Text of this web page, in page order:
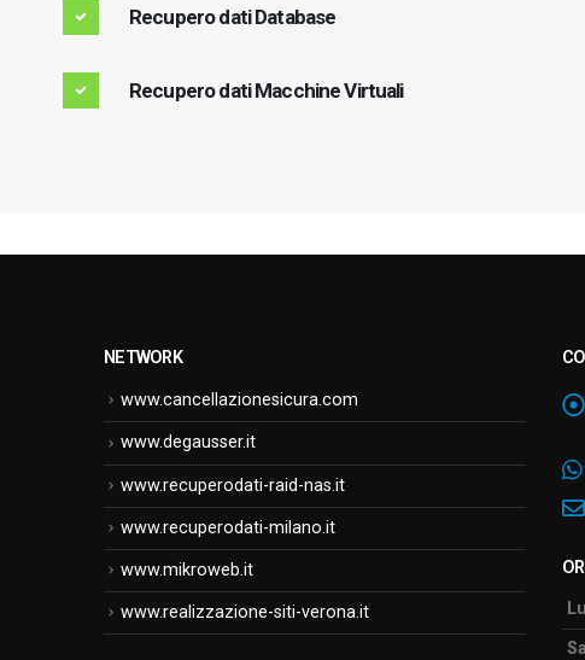
Recupero dati Database
Recupero dati Macchine Virtuali
NETWORK
www.cancellazionesicura.com
www.degausser.it
www.recuperodati-raid-nas.it
www.recuperodati-milano.it
www.mikroweb.it
www.realizzazione-siti-verona.it